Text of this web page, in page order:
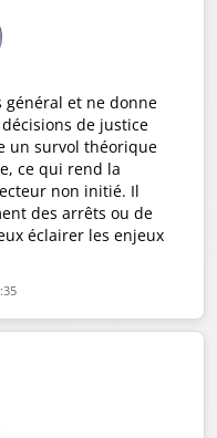
général et ne donne
de justice
un survol théorique
ce qui rend la
non initié. Il
des arrêts ou de
éclairer les enjeux